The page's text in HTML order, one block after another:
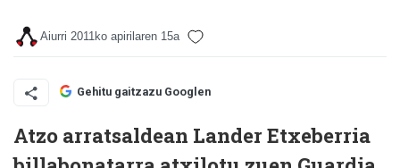
Aiurri 2011ko apirilaren 15a
Gehitu gaitzazu Googlen
Atzo arratsaldean Lander Etxeberria